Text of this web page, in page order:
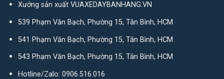
Xưởng sản xuất VUAXEDAYBANHANG.VN
539 Phạm Văn Bạch, Phường 15, Tân Bình, HCM
541 Phạm Văn Bạch, Phường 15, Tân Bình, HCM
543 Phạm Văn Bạch, Phường 15, Tân Bình, HCM
Hotline/Zalo: 0906.516.016